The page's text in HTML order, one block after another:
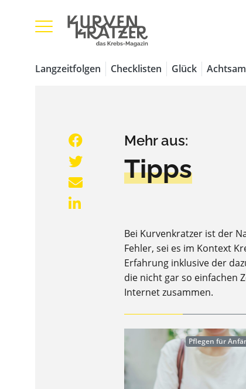
Langzeitfolgen Checklisten Glück
Mehr aus:
Tipps
Bei Kurvenkratzer ist der
Fehler, sei es im Kontext
Erfahrung inklusive der
die nicht gar so einfachen
Internet zusammen.
Pflegen für